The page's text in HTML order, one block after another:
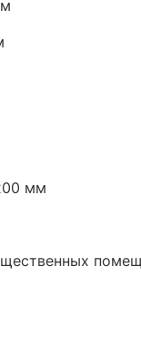
мм